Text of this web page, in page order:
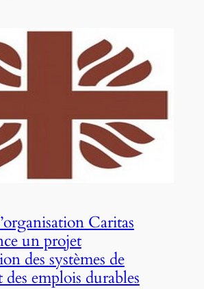
Caritas
un projet
des systèmes de
des emplois durables